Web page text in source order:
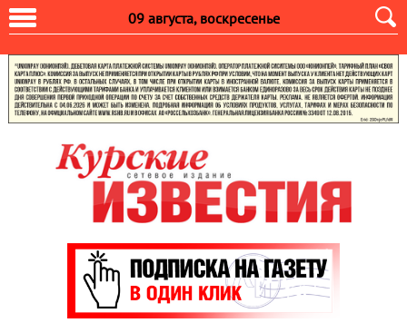
09 августа, воскресенье